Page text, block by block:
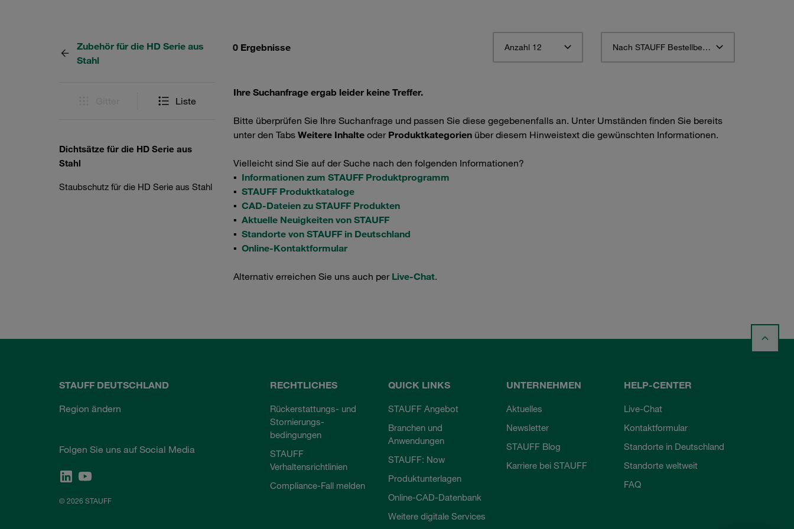
Zubehör für die HD Serie aus
Stahl
Liste
Dichtsätze für die HD Serie aus
Stahl
Staubschutz für die HD Serie aus Stahl
0 Ergebnisse Anzahl 12 Nach STAUFF Bestellbezeichnung aufsteigend sortieren
Ihre Suchanfrage ergab leider keine Treffer.
Bitte überprüfen Sie Ihre Suchanfrage und passen Sie diese gegebenenfalls an. Unter Umständen finden Sie bereits
unter den Tabs Weitere Inhalteoder Produktkategorienüber diesem Hinweistext die gewünschten Informationen.
Vielleicht sind Sie auf der Suche nach den folgenden Informationen?
▪ Informationen zum STAUFF Produktprogramm
▪ STAUFF Produktkataloge
▪ CAD-Dateien zu STAUFF Produkten
▪ Aktuelle Neuigkeiten von STAUFF
▪ Standorte von STAUFF in Deutschland
▪ Online-Kontaktformular
Alternativ erreichen Sie uns auch per Live-Chat.
STAUFF DEUTSCHLAND
Region ändern
Folgen Sie uns auf Social Media
© 2026 STAUFF
RECHTLICHES
Rückerstattungs- und
Stornierungs-
bedingungen
STAUFF
Verhaltensrichtlinien
Compliance-Fall melden
QUICK LINKS
STAUFF Angebot
Branchen und
Anwendungen
STAUFF: Now
Produktunterlagen
Online-CAD-Datenbank
Weitere digitale Services
UNTERNEHMEN
Aktuelles
Newsletter
STAUFF Blog
Karriere bei STAUFF
HELP-CENTER
Live-Chat
Kontaktformular
Standorte in Deutschland
Standorte weltweit
FAQ